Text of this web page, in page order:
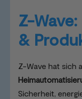
Z-
&
Z-Wave hat sich
Sicherheit,